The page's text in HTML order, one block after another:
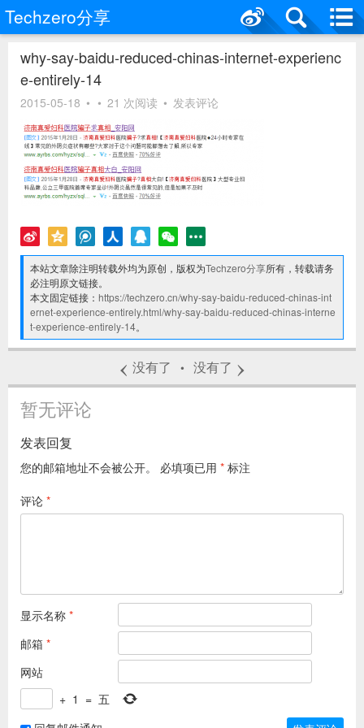
Techzero分享
why-say-baidu-reduced-chinas-internet-experienc
e-entirely-14
2015-05-18 • • 21 次阅读 • 发表评论
本站文章除注明转载外均为原创，版权为Techzero分享所有，转载请务
必注明原文链接。
本文固定链接：https://techzero.cn/why-say-baidu-reduced-chinas-int
ernet-experience-entirely.html/why-say-baidu-reduced-chinas-interne
t-experience-entirely-14。
‹ 没有了 • 没有了 ›
暂无评论
发表回复
您的邮箱地址不会被公开。 必填项已用 * 标注
评论 *
显示名称 *
邮箱 *
网站
+ 1 = 五